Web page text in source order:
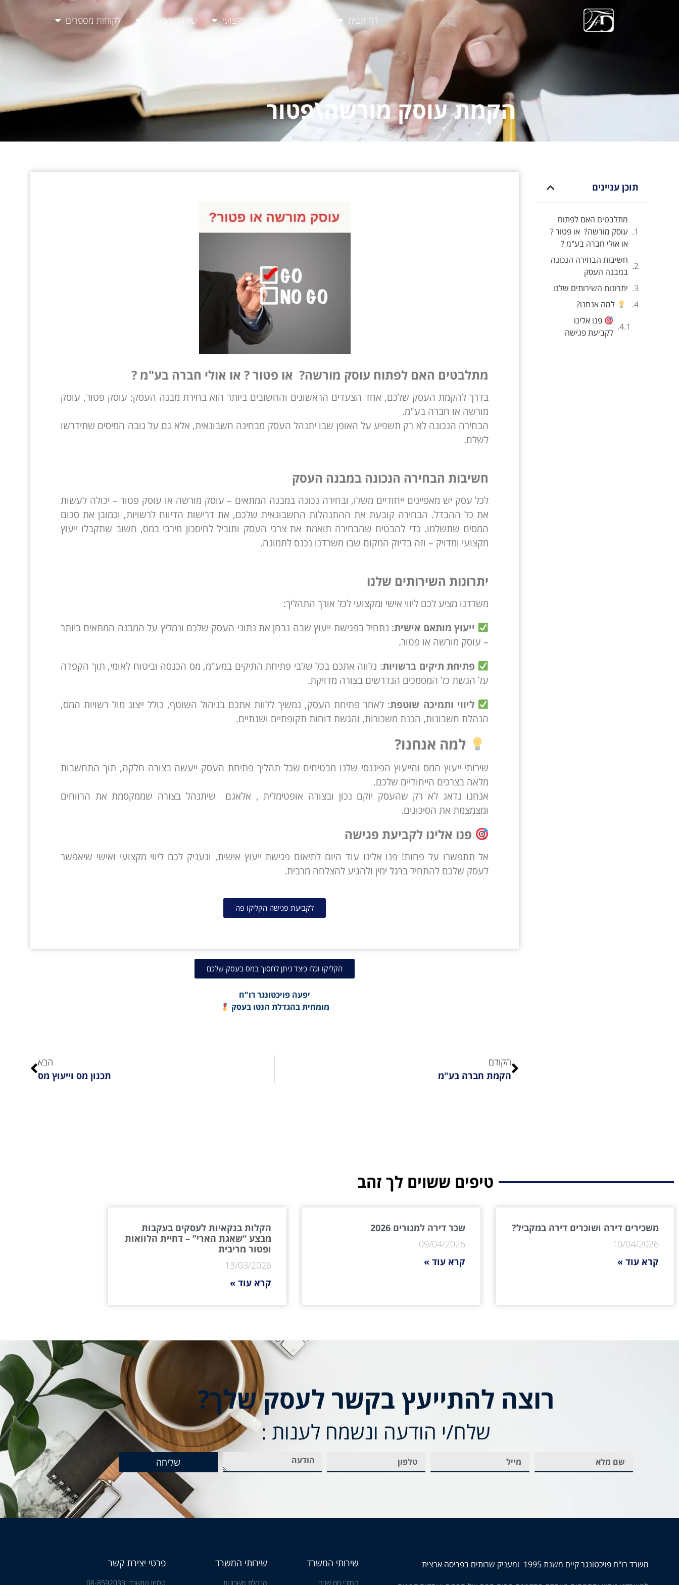
דף הבית תוכן מקצועי שירותי המשרד לקוחות מספרים
הקמת עוסק מורשה\פטור
תוכן עניינים
מתלבטים האם לפתוח
עוסק מורשה? או פטור ?
או אולי חברה בע"מ ?
חשיבות הבחירה הנכונה
במבנה העסק
יתרונות השירותים שלנו
למה אנחנו?
פנו אלינו
לקביעת פגישה
מתלבטים האם לפתוח עוסק מורשה? או פטור ? או אולי חברה בע"מ ?
בדרך להקמת העסק שלכם, אחד הצעדים הראשונים והחשובים ביותר הוא בחירת מבנה העסק: עוסק פטור, עוסק
מורשה או חברה בע"מ.
הבחירה הנכונה לא רק תשפיע על האופן שבו יתנהל העסק מבחינה חשבונאית, אלא גם על גובה המיסים שתידרשו
לשלם.
חשיבות הבחירה הנכונה במבנה העסק
לכל עסק יש מאפיינים ייחודיים משלו, ובחירה נכונה במבנה המתאים – עוסק מורשה או עוסק פטור – יכולה לעשות
את כל ההבדל. הבחירה קובעת את ההתנהלות החשבונאית שלכם, את דרישות הדיווח לרשויות, וכמובן את סכום
המסים שתשלמו. כדי להבטיח שהבחירה תואמת את צרכי העסק ותוביל לחיסכון מירבי במס, חשוב שתקבלו ייעוץ
מקצועי ומדויק – וזה בדיוק המקום שבו משרדנו נכנס לתמונה.
יתרונות השירותים שלנו
משרדנו מציע לכם ליווי אישי ומקצועי לכל אורך התהליך:
ייעוץ מותאם אישית: נתחיל בפגישת ייעוץ שבה נבחן את נתוני העסק שלכם ונמליץ על המבנה המתאים ביותר
– עוסק מורשה או פטור.
פתיחת תיקים ברשויות: נלווה אתכם בכל שלבי פתיחת התיקים במע"מ, מס הכנסה וביטוח לאומי, תוך הקפדה
על הגשת כל המסמכים הנדרשים בצורה מדויקת.
ליווי ותמיכה שוטפת: לאחר פתיחת העסק, נמשיך ללוות אתכם בניהול השוטף, כולל ייצוג מול רשויות המס,
הנהלת חשבונות, הכנת משכורות, והגשת דוחות תקופתיים ושנתיים.
למה אנחנו?
שירותי ייעוץ המס והייעוץ הפיננסי שלנו מבטיחים שכל תהליך פתיחת העסק ייעשה בצורה חלקה, תוך התחשבות
מלאה בצרכים הייחודיים שלכם.
אנחנו נדאג לא רק שהעסק יוקם נכון ובצורה אופטימלית , אלאגם שיתנהל בצורה שממקסמת את הרווחים
ומצמצמת את הסיכונים.
פנו אלינו לקביעת פגישה
אל תתפשרו על פחות! פנו אלינו עוד היום לתיאום פגישת ייעוץ אישית, ונעניק לכם ליווי מקצועי ואישי שיאפשר
לעסק שלכם להתחיל ברגל ימין ולהגיע להצלחה מרבית.
לקביעת פגישה הקליקו פה
הקליקו וגלו כיצד ניתן לחסוך במס בעסק שלכם
יפעה פויכטונגר רו"ח
מומחית בהגדלת הנטו בעסק
הקודם
הקמת חברה בע"מ
הבא
תכנון מס וייעוץ מס
טיפים ששוים לך זהב
משכירים דירה ושוכרים דירה במקביל?
10/04/2026
קרא עוד »
שכר דירה למגורים 2026
09/04/2026
קרא עוד »
הקלות בנקאיות לעסקים בעקבות
מבצע “שאגת הארי” – דחיית הלוואות
ופטור מריבית
13/03/2026
קרא עוד »
רוצה להתייעץ בקשר לעסק שלך?
שלח/י הודעה ונשמח לענות :
שליחה
משרד רו"ח פויכטונגר קיים משנת 1995 ומעניק שרותים בפריסה ארצית
שירותי המשרד
החזרי מס שבח
שירותי המשרד
הנהלת חשבונות
פרטי יצירת קשר
טלפון המשרד: 08-8592033